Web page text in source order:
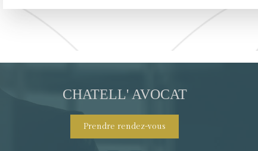
CHATELL' AVOCAT
Prendre rendez-vous